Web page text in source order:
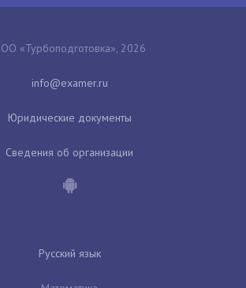
«Турбоподготовка», 2026
Юридические документы
Сведения об организации
Русский язык